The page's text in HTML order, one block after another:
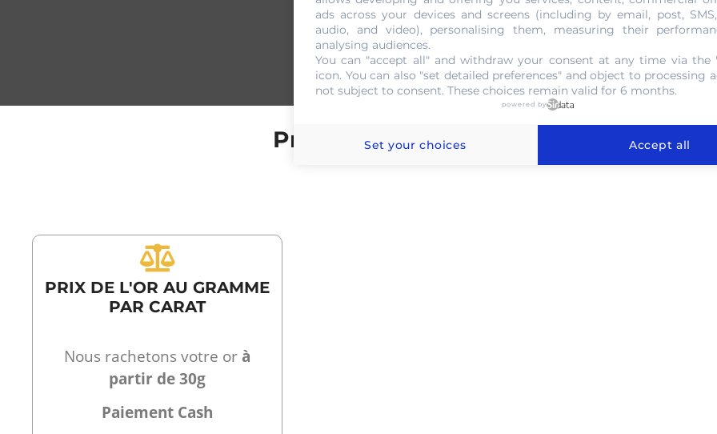
NOUS CONTACTER
Prix de l'or au gramme à Nîmes
PRIX DE L'OR AU GRAMME
PAR CARAT
Nous rachetons votre orà
partir de 30g
Paiement Cash
ads across your devices and screens (including by email, post,
audio, and video), personalising them, measuring their
analysing audiences.
You can "accept all" and withdraw your consent at any time via the
icon. You can also "set detailed preferences" and object to processing
not subject to consent. These choices remain valid for 6 months.
powered by
Set your choices Accept all